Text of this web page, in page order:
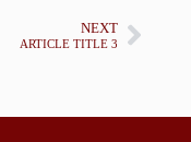
NEXT
ARTICLE TITLE 3